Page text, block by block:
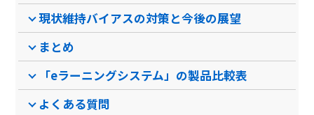
クロスサイトスクリプティ
ング
オールインワンモード
モバイル端末対応
現状維持バイアスの対策と今後の展望
まとめ
「eラーニングシステム」の製品比較表
よくある質問